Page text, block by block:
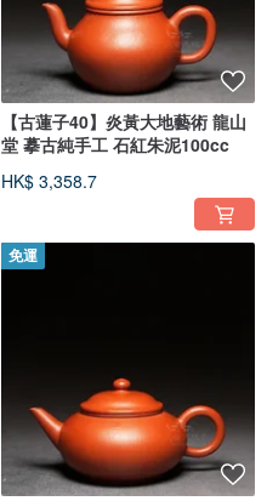
【古蓮子40】炎黃大地藝術 龍山
堂 摹古純手工 石紅朱泥100cc
HK$ 3,358.7
免運